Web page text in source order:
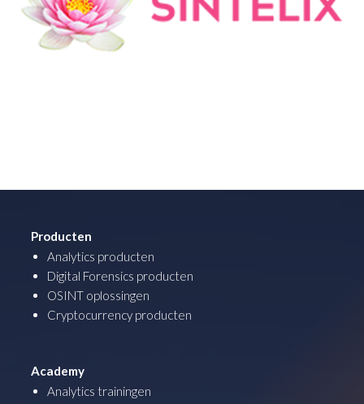
Producten
Analytics producten
Digital Forensics producten
OSINT oplossingen
Cryptocurrency producten
Academy
Analytics trainingen